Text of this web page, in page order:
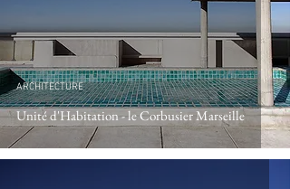
Unité d'Habitation - le Corbusier Marseille
ARCHITECTURE